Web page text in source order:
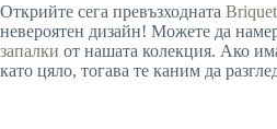
Открийте сега превъзходната
невероятен дизайн! Можете да
запалки от нашата колекция. Ако
като цяло, тогава те каним да